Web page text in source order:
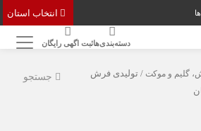
دسته‌بندی‌هاثبت اگهی رایگان
جستجو گلیم و موکت / تولیدی فرش